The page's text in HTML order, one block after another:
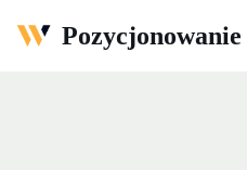
Pozycjonowanie